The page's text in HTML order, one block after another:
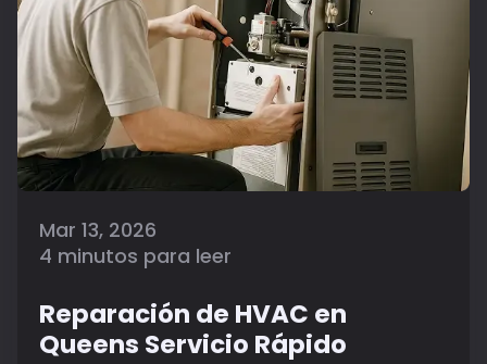
Mar 13, 2026
4 minutos para leer
Reparación de HVAC en
Queens Servicio Rápido